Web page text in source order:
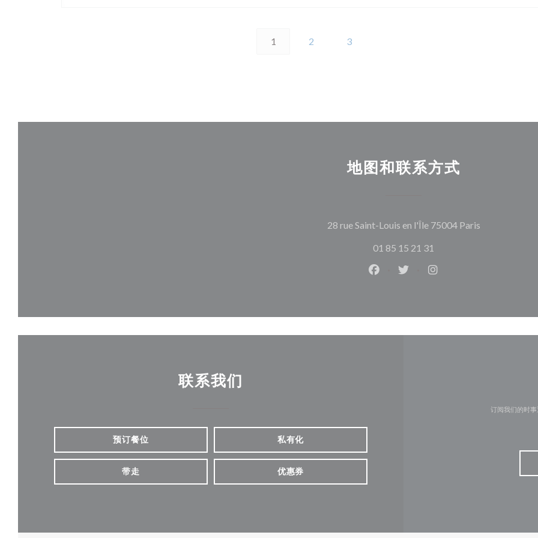
1 2 3
地图和联系方式
28 rue Saint-Louis en l'Île 75004 Paris((在新窗口中
01 85 15 21 31
Facebook ((在新窗口中打开))
Twitter ((在新窗口中打开))
Instagram ((在新窗口
联系我们
预订餐位 私有化
带走 优惠券
订阅我们的时